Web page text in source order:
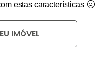
estas características
IMÓVEL